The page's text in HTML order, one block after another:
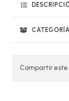
Compartir